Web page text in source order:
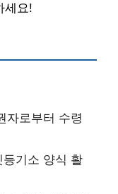
세요!
자로부터 수령
기소 양식 활